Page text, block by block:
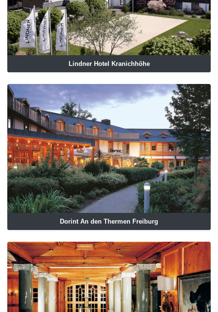
Lindner Hotel Kranichhöhe
Dorint An den Thermen Freiburg